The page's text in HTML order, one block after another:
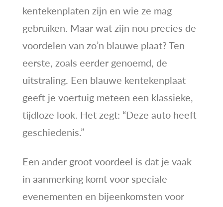
kentekenplaten zijn en wie ze mag
gebruiken. Maar wat zijn nou precies de
voordelen van zo’n blauwe plaat? Ten
eerste, zoals eerder genoemd, de
uitstraling. Een blauwe kentekenplaat
geeft je voertuig meteen een klassieke,
tijdloze look. Het zegt: “Deze auto heeft
geschiedenis.”
Een ander groot voordeel is dat je vaak
in aanmerking komt voor speciale
evenementen en bijeenkomsten voor